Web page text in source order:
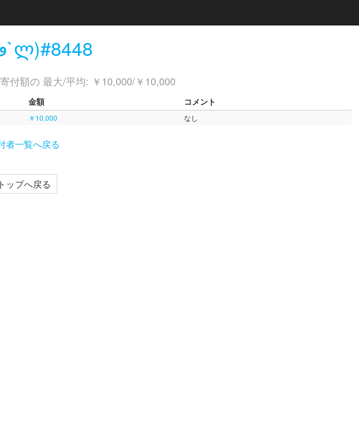
ლ(´ڡ`ლ)#8448
付額の 最大/平均: ￥10,000/￥10,000
金額 コメント
￥10,000 なし
者一覧へ戻る
トップへ戻る